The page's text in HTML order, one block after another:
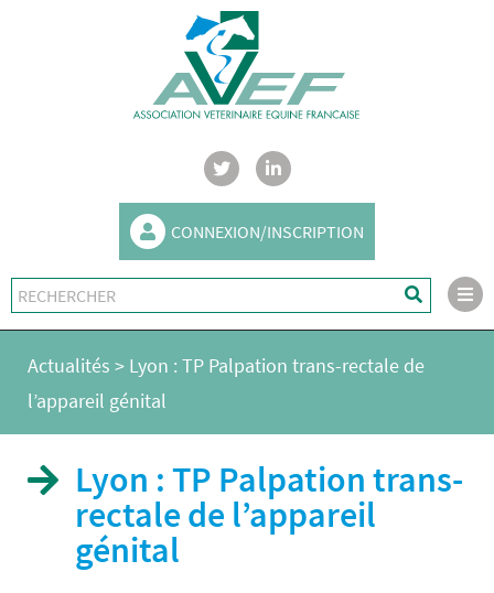
CONNEXION/INSCRIPTION
Actualités > Lyon : TP Palpation trans-rectale de
l’appareil génital
Lyon : TP Palpation trans-
rectale de l’appareil
génital